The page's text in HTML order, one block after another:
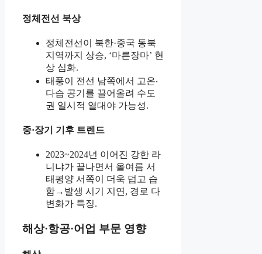
정체전선 북상
정체전선이 북한·중국 동북
지역까지 상승, ‘마른장마’ 현
상 심화.
태풍이 전선 남쪽에서 고온‧
다습 공기를 끌어올려 수도
권 일시적 열대야 가능성.
중·장기 기후 트렌드
2023~2024년 이어진 강한 라
니냐가 끝나면서 올여름 서
태평양 서쪽이 더욱 덥고 습
함→발생 시기 지연, 경로 다
변화가 특징.
해상·항공·어업 부문 영향